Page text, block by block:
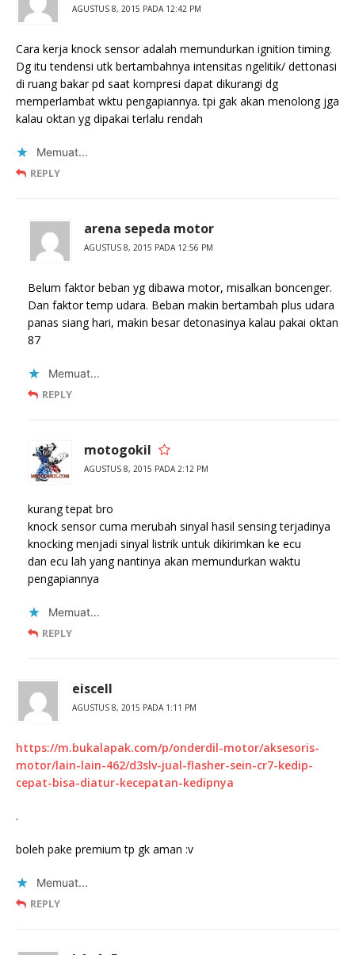
AGUSTUS 8, 2015 PADA 12:42 PM
Cara kerja knock sensor adalah memundurkan ignition timing.
Dg itu tendensi utk bertambahnya intensitas ngelitik/ dettonasi
di ruang bakar pd saat kompresi dapat dikurangi dg
memperlambat wktu pengapiannya. tpi gak akan menolong jga
kalau oktan yg dipakai terlalu rendah
Memuat...
REPLY
arena sepeda motor
AGUSTUS 8, 2015 PADA 12:56 PM
Belum faktor beban yg dibawa motor, misalkan boncenger.
Dan faktor temp udara. Beban makin bertambah plus udara
panas siang hari, makin besar detonasinya kalau pakai oktan
87
Memuat...
REPLY
motogokil
AGUSTUS 8, 2015 PADA 2:12 PM
kurang tepat bro
knock sensor cuma merubah sinyal hasil sensing terjadinya
knocking menjadi sinyal listrik untuk dikirimkan ke ecu
dan ecu lah yang nantinya akan memundurkan waktu
pengapiannya
Memuat...
REPLY
eiscell
AGUSTUS 8, 2015 PADA 1:11 PM
https://m.bukalapak.com/p/onderdil-motor/aksesoris-
motor/lain-lain-462/d3slv-jual-flasher-sein-cr7-kedip-
cepat-bisa-diatur-kecepatan-kedipnya
.
boleh pake premium tp gk aman :v
Memuat...
REPLY